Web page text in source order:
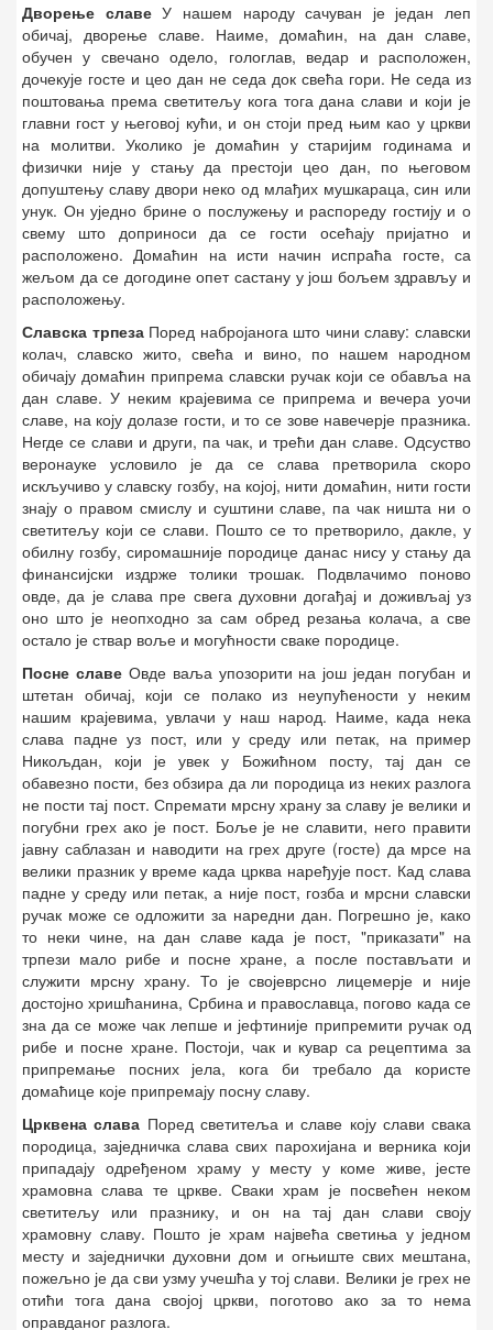
Дворење славеУ нашем народу сачуван је један леп
обичај, дворење славе. Наиме, домаћин, на дан славе,
обучен у свечано одело, гологлав, ведар и расположен,
дочекује госте и цео дан не седа док свећа гори. Не седа из
поштовања према светитељу кога тога дана слави и који је
главни гост у његовој кући, и он стоји пред њим као у цркви
на молитви. Уколико је домаћин у старијим годинама и
физички није у стању да престоји цео дан, по његовом
допуштењу славу двори неко од млађих мушкараца, син или
унук. Он уједно брине о послужењу и распореду гостију и о
свему што доприноси да се гости осећају пријатно и
расположено. Домаћин на исти начин испраћа госте, са
жељом да се догодине опет састану у још бољем здрављу и
расположењу.
Славска трпезаПоред набројанога што чини славу: славски
колач, славско жито, свећа и вино, по нашем народном
обичају домаћин припрема славски ручак који се обавља на
дан славе. У неким крајевима се припрема и вечера уочи
славе, на коју долазе гости, и то се зове навечерје празника.
Негде се слави и други, па чак, и трећи дан славе. Одсуство
веронауке условило је да се слава претворила скоро
искључиво у славску гозбу, на којој, нити домаћин, нити гости
знају о правом смислу и суштини славе, па чак ништа ни о
светитељу који се слави. Пошто се то претворило, дакле, у
обилну гозбу, сиромашније породице данас нису у стању да
финансијски издрже толики трошак. Подвлачимо поново
овде, да је слава пре свега духовни догађај и доживљај уз
оно што је неопходно за сам обред резања колача, а све
остало је ствар воље и могућности сваке породице.
Посне славеОвде ваља упозорити на још један погубан и
штетан обичај, који се полако из неупућености у неким
нашим крајевима, увлачи у наш народ. Наиме, када нека
слава падне уз пост, или у среду или петак, на пример
Никољдан, који је увек у Божићном посту, тај дан се
обавезно пости, без обзира да ли породица из неких разлога
не пости тај пост. Спремати мрсну храну за славу је велики и
погубни грех ако је пост. Боље је не славити, него правити
јавну саблазан и наводити на грех друге (госте) да мрсе на
велики празник у време када црква наређује пост. Кад слава
падне у среду или петак, а није пост, гозба и мрсни славски
ручак може се одложити за наредни дан. Погрешно је, како
то неки чине, на дан славе када је пост, "приказати" на
трпези мало рибе и посне хране, а после постављати и
служити мрсну храну. То је својеврсно лицемерје и није
достојно хришћанина, Србина и православца, погово када се
зна да се може чак лепше и јефтиније припремити ручак од
рибе и посне хране. Постоји, чак и кувар са рецептима за
припремање посних јела, кога би требало да користе
домаћице које припремају посну славу.
Црквена слава Поред светитеља и славе коју слави свака
породица, заједничка слава свих парохијана и верника који
припадају одређеном храму у месту у коме живе, јесте
храмовна слава те цркве. Сваки храм је посвећен неком
светитељу или празнику, и он на тај дан слави своју
храмовну славу. Пошто је храм највећа светиња у једном
месту и заједнички духовни дом и огњиште свих мештана,
пожељно је да сви узму учешћа у тој слави. Велики је грех не
отићи тога дана својој цркви, поготово ако за то нема
оправданог разлога.